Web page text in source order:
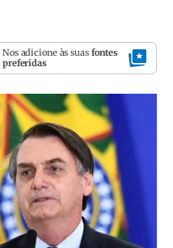
Nos adicione às suas fontes
preferidas